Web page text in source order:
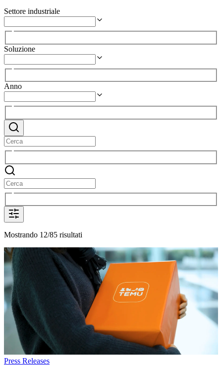
Settore industriale
Soluzione
Anno
Mostrando 12/85 risultati
Press Releases